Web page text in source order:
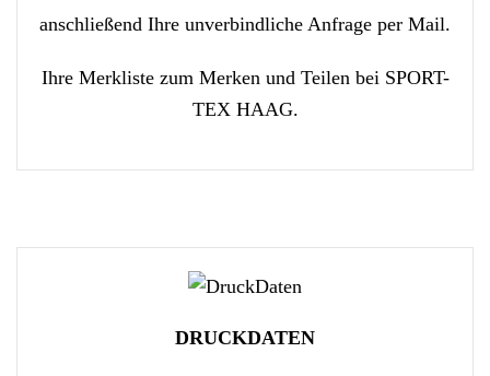
anschließend Ihre unverbindliche Anfrage per Mail.
Ihre Merkliste zum Merken und Teilen bei SPORT-
TEX HAAG.
DRUCKDATEN